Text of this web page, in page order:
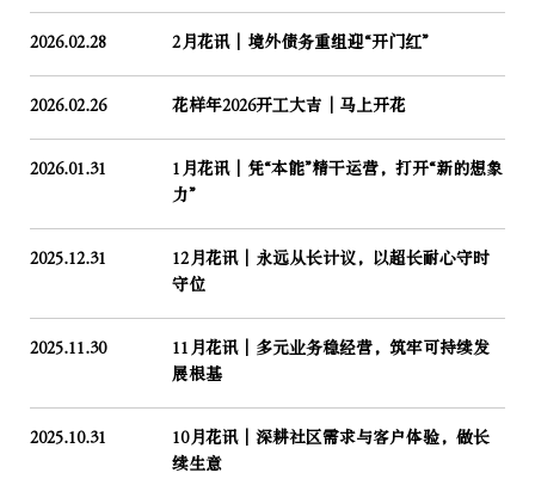
2026.02.28 2月花讯｜境外债务重组迎“开门红”
2026.02.26 花样年2026开工大吉│马上开花
2026.01.31
1月花讯｜凭“本能”精干运营，打开“新的想象
力”
2025.12.31
12月花讯｜永远从长计议，以超长耐心守时
守位
2025.11.30
11月花讯｜多元业务稳经营，筑牢可持续发
展根基
2025.10.31
10月花讯｜深耕社区需求与客户体验，做长
续生意